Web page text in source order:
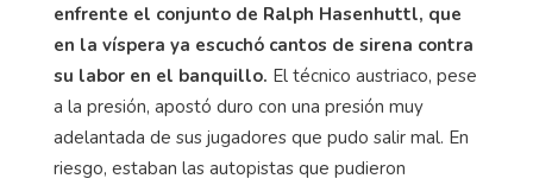
enfrente el conjunto de Ralph Hasenhuttl, que
en la víspera ya escuchó cantos de sirena contra
su labor en el banquillo. El técnico austriaco, pese
a la presión, apostó duro con una presión muy
adelantada de sus jugadores que pudo salir mal. En
riesgo, estaban las autopistas que pudieron